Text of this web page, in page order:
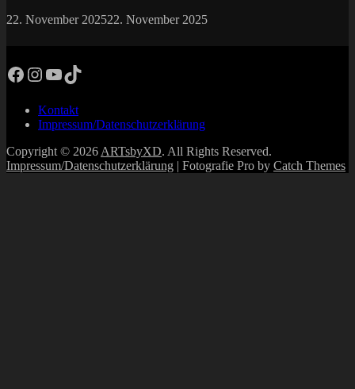
Posted
22. November 202522. November 2025by
Facebook
Instagram
YouTube
TikTok
Kontakt
Impressum/Datenschutzerklärung
Copyright © 2026 ARTsbyXD. All Rights Reserved.
Impressum/Datenschutzerklärung | Fotografie Pro by Catch Themes